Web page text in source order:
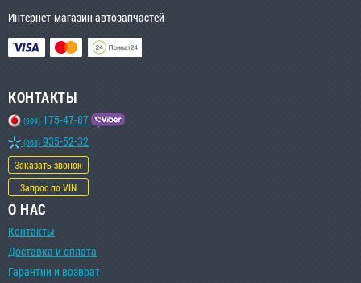
Интернет-магазин автозапчастей
КОНТАКТЫ
(099) 175-47-87
(068) 935-52-32
Заказать звонок
Запрос по VIN
О НАС
Контакты
Доставка и оплата
Гарантии и возврат